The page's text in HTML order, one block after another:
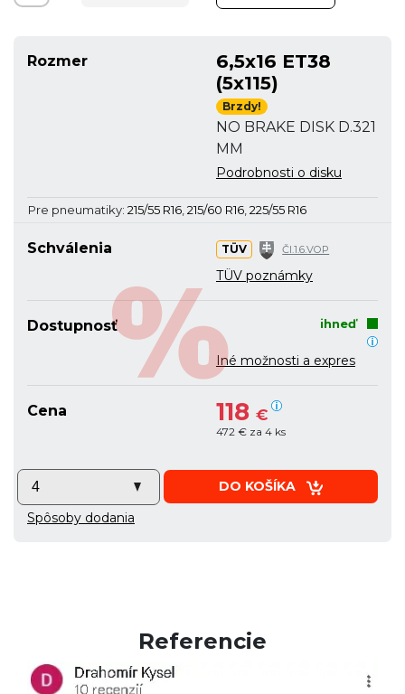
Rozmer
6,5x16 ET38
(5x115)
Brzdy!
NO BRAKE DISK D.321
MM
Podrobnosti o disku
Schválenia TÜV Čl.1.6.VOP
TÜV poznámky
Dostupnosť ihneď
Iné možnosti a expres
Cena 118 €
472 € za 4 ks
DO KOŠÍKA
Spôsoby dodania
Pre pneumatiky: 215/55 R16,215/60 R16,225/55 R16
Referencie